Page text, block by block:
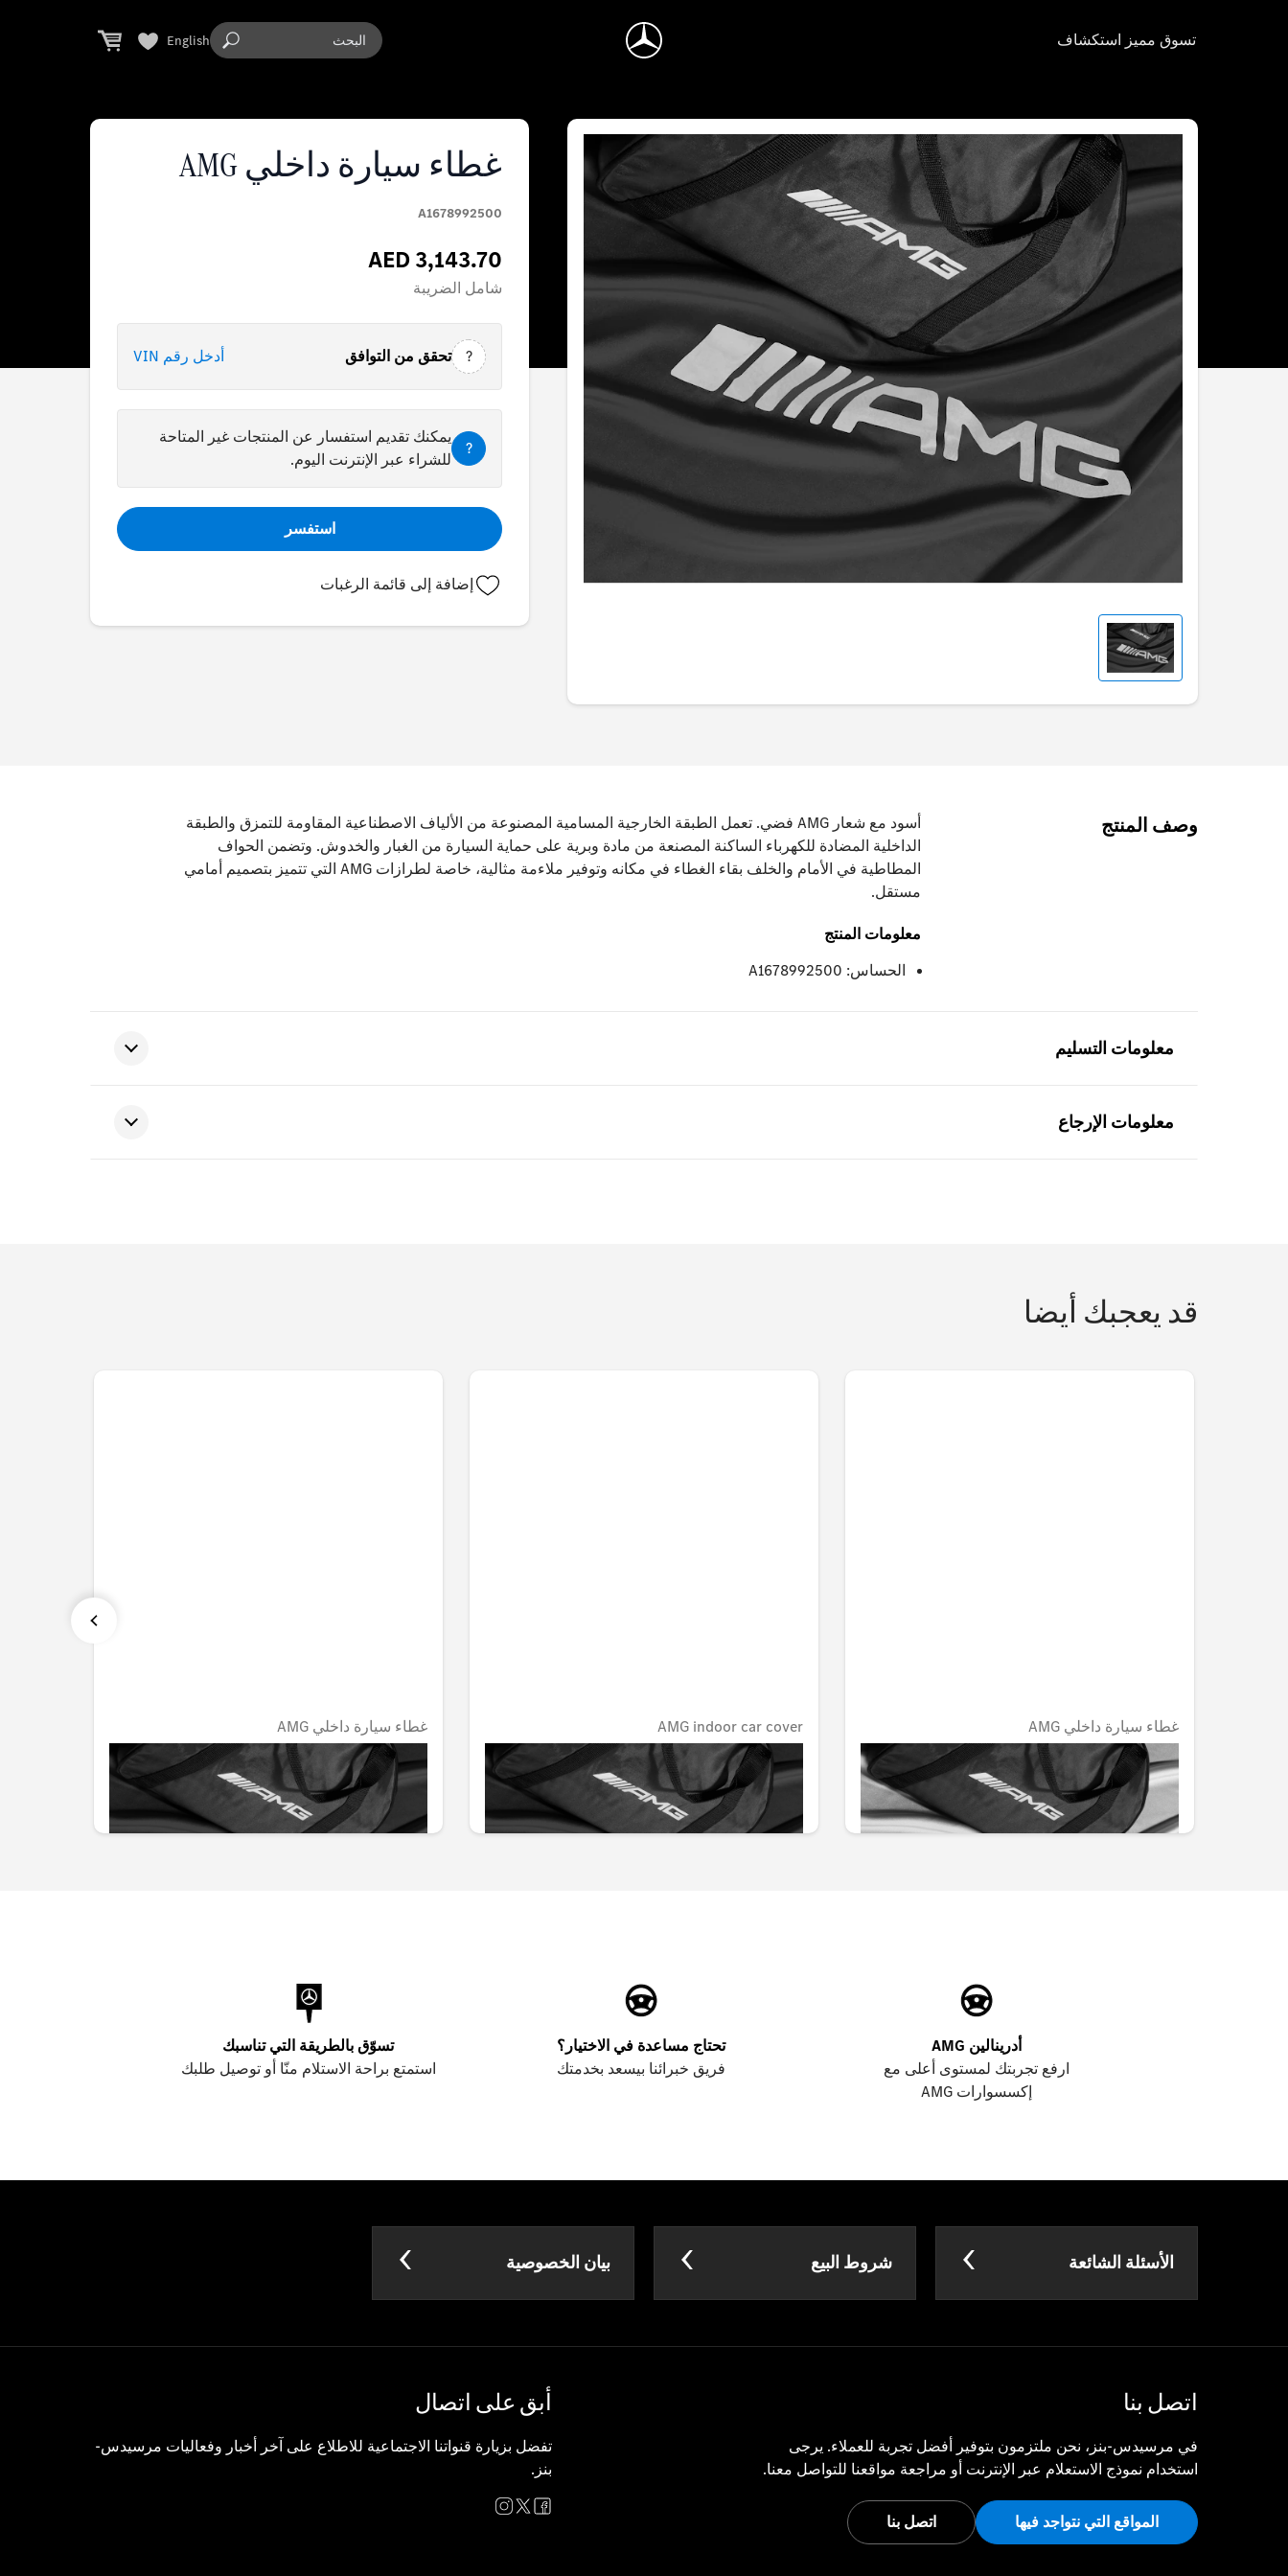
تسوق مميز استكشاف English
غطاء سيارة داخلي AMG
A1678992500
AED 3,143.70
شامل الضريبة
? تحقق من التوافق أدخل رقم VIN
?
يمكنك تقديم استفسار عن المنتجات غير المتاحة
للشراء عبر الإنترنت اليوم.
استفسر
إضافة إلى قائمة الرغبات
وصف المنتج
أسود مع شعار AMG فضي. تعمل الطبقة الخارجية المسامية المصنوعة من الألياف الاصطناعية المقاومة للتمزق والطبقة
الداخلية المضادة للكهرباء الساكنة المصنعة من مادة وبرية على حماية السيارة من الغبار والخدوش. وتضمن الحواف
المطاطية في الأمام والخلف بقاء الغطاء في مكانه وتوفير ملاءمة مثالية، خاصة لطرازات AMG التي تتميز بتصميم أمامي
مستقل.
معلومات المنتج
الحساس: A1678992500
معلومات التسليم
معلومات الإرجاع
قد يعجبك أيضا
غطاء سيارة داخلي AMG
غير متوفر حاليا
AED 2,485.35
AMG indoor car cover
غير متوفر حاليا
AED 3,143.70
غطاء سيارة داخلي AMG
غير متوفر حاليا
AED 3,432.45
أدرينالين AMG
ارفع تجربتك لمستوى أعلى مع
إكسسوارات AMG
تحتاج مساعدة في الاختيار؟
فريق خبرائنا بيسعد بخدمتك
تسوّق بالطريقة التي تناسبك
استمتع براحة الاستلام منّا أو توصيل طلبك
الأسئلة الشائعة شروط البيع بيان الخصوصية
اتصل بنا
في مرسيدس-بنز، نحن ملتزمون بتوفير أفضل تجربة للعملاء. يرجى
استخدام نموذج الاستعلام عبر الإنترنت أو مراجعة مواقعنا للتواصل معنا.
المواقع التي نتواجد فيها اتصل بنا
أبق على اتصال
تفضل بزيارة قنواتنا الاجتماعية للاطلاع على آخر أخبار وفعاليات مرسيدس-
بنز.